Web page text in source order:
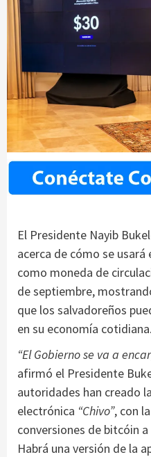
El Presidente Nayib
acerca de cómo se usará
como moneda de
de septiembre,
que los salvadoreños
en su economía cotidiana.
“El Gobierno se va a
afirmó el Presidente
autoridades han creado
electrónica “Chivo”, con
conversiones de bitcóin
Habrá una versión de la